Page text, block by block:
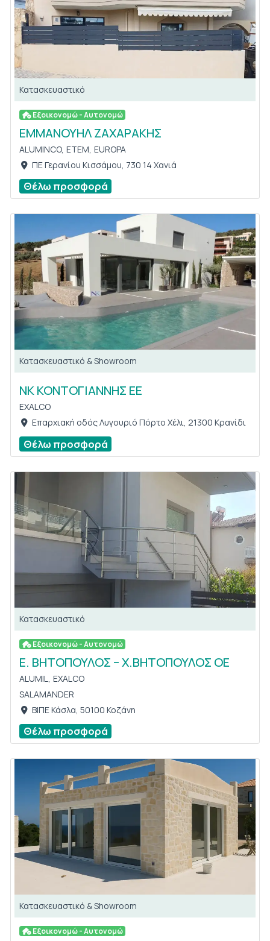
Κατασκευαστικό
Εξοικονομώ - Αυτονομώ
ΕΜΜΑΝΟΥΗΛ ΖΑΧΑΡΑΚΗΣ
ALUMINCO, ETEM, EUROPA
ΠΕ Γερανίου Κισσάμου, 730 14 Χανιά
Θέλω προσφορά
Κατασκευαστικό & Showroom
ΝΚ ΚΟΝΤΟΓΙΑΝΝΗΣ ΕΕ
EXALCO
Επαρχιακή οδός Λυγουριό Πόρτο Χέλι, 21300 Κρανίδι
Θέλω προσφορά
Κατασκευαστικό
Εξοικονομώ - Αυτονομώ
Ε. ΒΗΤΟΠΟΥΛΟΣ – Χ.ΒΗΤΟΠΟΥΛΟΣ ΟΕ
ALUMIL,
EXALCO
SALAMANDER
ΒΙΠΕ Κάσλα, 50100 Κοζάνη
Θέλω προσφορά
Κατασκευαστικό & Showroom
Εξοικονομώ - Αυτονομώ